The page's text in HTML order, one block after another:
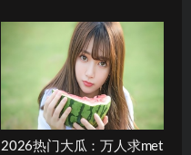
2026热门大瓜：万人求met